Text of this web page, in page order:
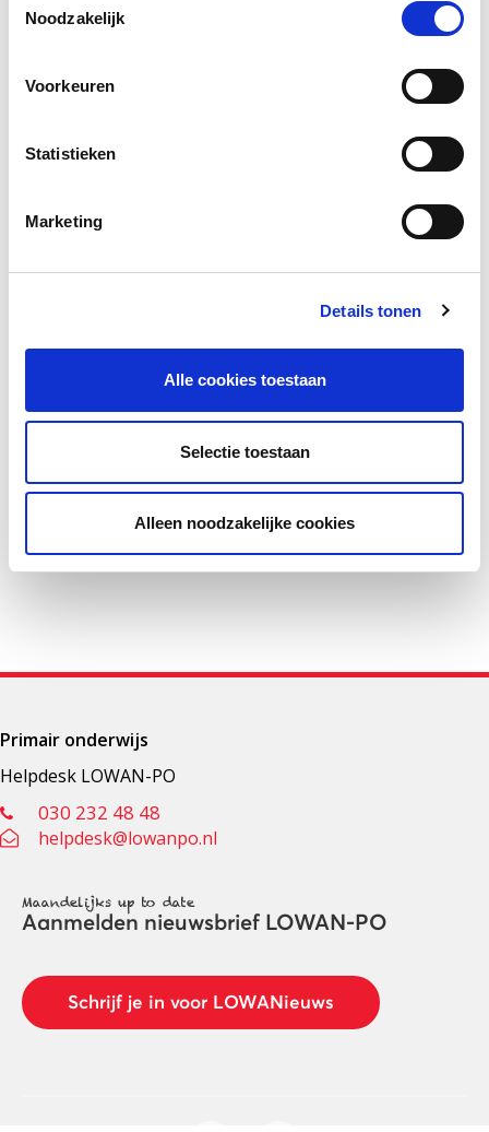
Noodzakelijk
Voorkeuren
Statistieken
Marketing
Details tonen
Alle cookies toestaan
Selectie toestaan
Alleen noodzakelijke cookies
Deel deze pagina
FacebookLinkedIn
Primair onderwijs
Helpdesk LOWAN-PO
030 232 48 48
helpdesk@lowanpo.nl
Maandelijks up to date
Aanmelden nieuwsbrief LOWAN-PO
Schrijf je in voor LOWANieuws